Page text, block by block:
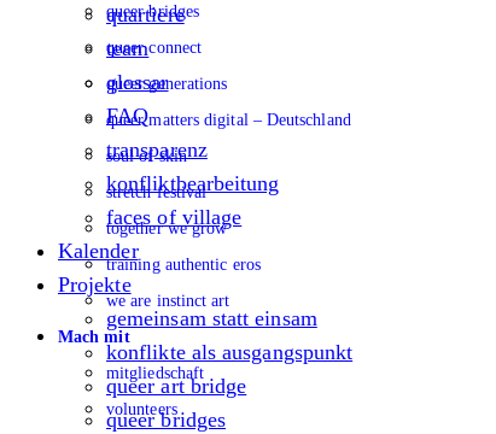
queer bridges
queer connect
queer generations
queer matters digital – Deutschland
soul of skin
stretch festival
together we grow
training authentic eros
we are instinct art
Mach mit
mitgliedschaft
volunteers
quartiere
team
glossar
FAQ
transparenz
konfliktbearbeitung
faces of village
Kalender
Projekte
gemeinsam statt einsam
konflikte als ausgangspunkt
queer art bridge
queer bridges